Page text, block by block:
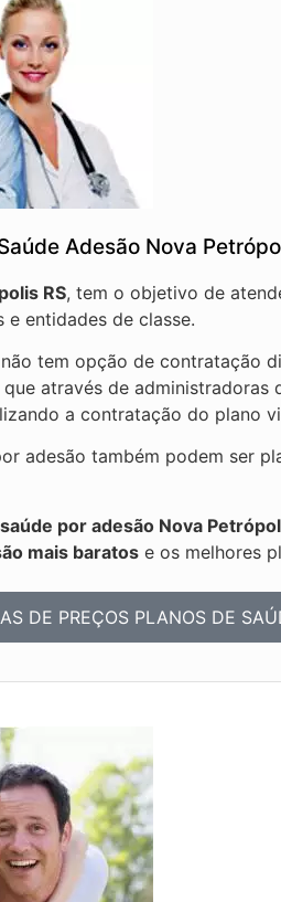
Adesão Nova
RS, tem o objetivo de
entidades de classe.
tem opção de contratação
através de administradoras
a contratação do plano
adesão também podem ser
por adesão Nova
mais baratos e os melhores
DE PREÇOS PLANOS DE